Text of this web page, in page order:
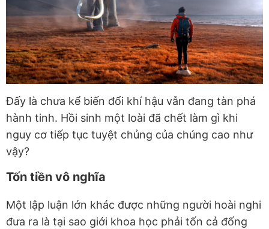
Đấy là chưa kể biến đổi khí hậu vẫn đang tàn phá
hành tinh. Hồi sinh một loài đã chết làm gì khi
nguy cơ tiếp tục tuyệt chủng của chúng cao như
vậy?
Tốn tiền vô nghĩa
Một lập luận lớn khác được những người hoài nghi
đưa ra là tại sao giới khoa học phải tốn cả đống